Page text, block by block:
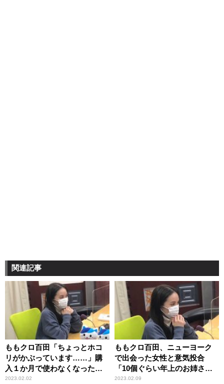
関連記事
ももクロ百田「ちょっとホコ
リがかぶっています……」購
入１か月で使わなくなった家
電
2023.02.02
ももクロ百田、ニューヨーク
で出会った女性と意気投合
「10個ぐらい年上のお姉さん
が声をかけてくれて」
2023.02.09